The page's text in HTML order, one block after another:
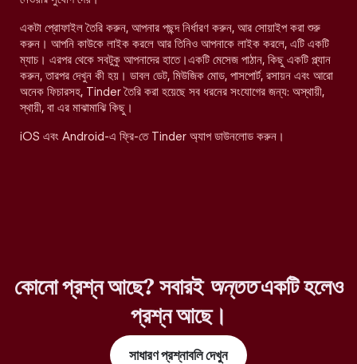
একটা প্রোফাইল তৈরি করুন, আপনার পছন্দ নির্ধারণ করুন, আর সোয়াইপ করা শুরু
করুন। আপনি কাউকে লাইক করলে আর তিনিও আপনাকে লাইক করলে, এটি একটি
ম্যাচ। এরপর থেকে সবটুকু আপনাদের হাতে।একটি মেসেজ পাঠান, কিছু একটি প্ল্যান
করুন, তারপর দেখুন কী হয়। ডাবল ডেট, মিউজিক মোড, পাসপোর্ট, রসায়ন এবং আরো
অনেক ফিচারসহ, Tinder তৈরি করা হয়েছে সব ধরনের সংযোগের জন্য: অস্থায়ী,
স্থায়ী, বা এর মাঝামাঝি কিছু।
iOS এবং Android-এ ফ্রি-তে Tinder অ্যাপ ডাউনলোড করুন।
কোনো প্রশ্ন আছে? সবারইঅন্ততএকটি হলেও
প্রশ্ন আছে।
সাধারণ প্রশ্নাবলি দেখুন